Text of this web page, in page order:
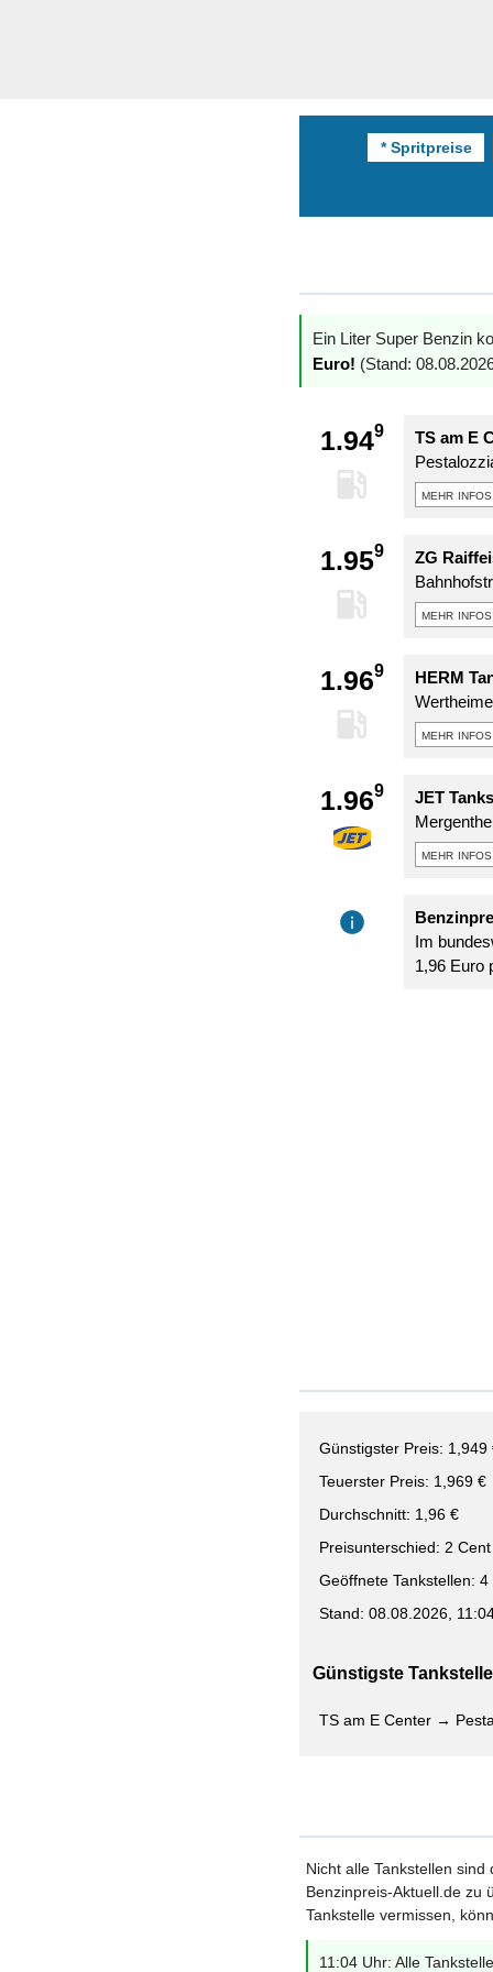
* Spritpreise
Ein Liter Super Benzin
Euro! (Stand:
1.949
TS am E
mehr infos
1.959
ZG
mehr infos
1.969
HERM
mehr infos
1.969
JET
mehr infos
Im
1,96 Euro
Günstigster Preis: 1,949
Teuerster Preis: 1,969 €
Durchschnitt: 1,96 €
Preisunterschied: 2 Cent
Geöffnete Tankstellen: 4
Stand: 08.08.2026,
Günstigste
TS am E Center →
Nicht alle Tankstellen
Benzinpreis-Aktuell.de zu
Tankstelle vermissen,
11:04 Uhr: Alle